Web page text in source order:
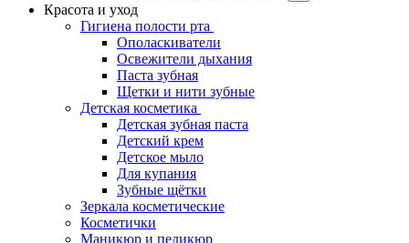
Красота и уход
Гигиена полости рта
Ополаскиватели
Освежители дыхания
Паста зубная
Щетки и нити зубные
Детская косметика
Детская зубная паста
Детский крем
Детское мыло
Для купания
Зубные щётки
Зеркала косметические
Косметички
Маникюр и педикюр